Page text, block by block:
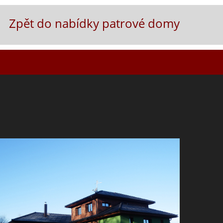
Zpět do nabídky patrové domy